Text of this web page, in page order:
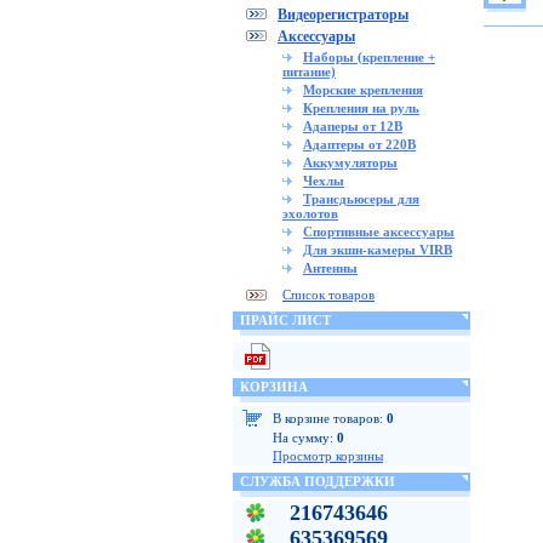
Видеорегистраторы
Аксессуары
Наборы (крепление +
питание)
Морские крепления
Крепления на руль
Адаперы от 12В
Адаптеры от 220В
Аккумуляторы
Чехлы
Трансдьюсеры для
эхолотов
Спортивные аксессуары
Для экшн-камеры VIRB
Антенны
Список товаров
ПРАЙС ЛИСТ
КОРЗИНА
В корзине товаров: 0
На сумму: 0
Просмотр корзины
СЛУЖБА ПОДДЕРЖКИ
216743646
635369569